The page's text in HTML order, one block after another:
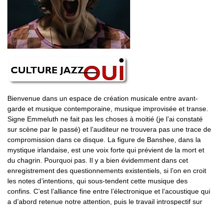
Bienvenue dans un espace de création musicale entre avant-
garde et musique contemporaine, musique improvisée et transe.
Signe Emmeluth ne fait pas les choses à moitié (je l’ai constaté
sur scène par le passé) et l’auditeur ne trouvera pas une trace de
compromission dans ce disque. La figure de Banshee, dans la
mystique irlandaise, est une voix forte qui prévient de la mort et
du chagrin. Pourquoi pas. Il y a bien évidemment dans cet
enregistrement des questionnements existentiels, si l’on en croit
les notes d’intentions, qui sous-tendent cette musique des
confins. C’est l’alliance fine entre l’électronique et l’acoustique qui
a d’abord retenue notre attention, puis le travail introspectif sur